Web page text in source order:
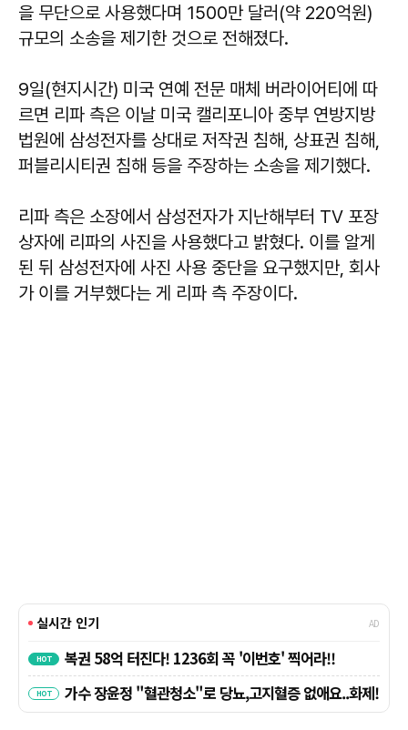
을 무단으로 사용했다며 1500만 달러(약 220억원)
규모의 소송을 제기한 것으로 전해졌다.
9일(현지시간) 미국 연예 전문 매체 버라이어티에 따
르면 리파 측은 이날 미국 캘리포니아 중부 연방지방
법원에 삼성전자를 상대로 저작권 침해, 상표권 침해,
퍼블리시티권 침해 등을 주장하는 소송을 제기했다.
리파 측은 소장에서 삼성전자가 지난해부터 TV 포장
상자에 리파의 사진을 사용했다고 밝혔다. 이를 알게
된 뒤 삼성전자에 사진 사용 중단을 요구했지만, 회사
가 이를 거부했다는 게 리파 측 주장이다.